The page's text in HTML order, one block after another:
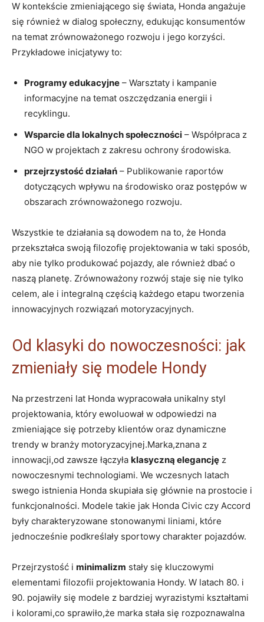
W kontekście zmieniającego się świata, Honda angażuje
się również ‌w dialog społeczny, edukując konsumentów
na temat zrównoważonego rozwoju i jego korzyści. ​
Przykładowe inicjatywy to:
Programy edukacyjne –⁣ Warsztaty i kampanie
informacyjne na temat oszczędzania energii i
recyklingu.
Wsparcie ⁤dla lokalnych społeczności ​– Współpraca z
NGO w projektach z zakresu ochrony środowiska.
przejrzystość działań – Publikowanie raportów
dotyczących wpływu na środowisko oraz postępów w
obszarach zrównoważonego rozwoju.
Wszystkie ‌te działania są dowodem na to, że Honda
przekształca swoją filozofię projektowania w taki sposób,⁢
aby nie⁤ tylko‌ produkować pojazdy,‍ ale również dbać o
naszą planetę. Zrównoważony rozwój staje się nie tylko
celem, ale i integralną częścią każdego etapu tworzenia
innowacyjnych rozwiązań motoryzacyjnych.
Od klasyki do nowoczesności: jak
zmieniały się modele Hondy
Na przestrzeni lat ‌Honda wypracowała unikalny‍ styl⁤
projektowania, który ewoluował w odpowiedzi na
zmieniające się potrzeby​ klientów oraz dynamiczne
trendy w branży motoryzacyjnej.Marka,znana z
⁢innowacji,od zawsze łączyła klasyczną elegancję z
nowoczesnymi technologiami. We wczesnych latach‍
swego istnienia Honda ⁢skupiała się głównie‌ na prostocie i
funkcjonalności. Modele takie jak Honda Civic⁣ czy​ Accord
były charakteryzowane stonowanymi liniami,⁣ które
jednocześnie podkreślały sportowy ⁣charakter pojazdów.
Przejrzystość i minimalizm stały się kluczowymi
elementami filozofii projektowania Hondy. W latach 80. i
‍90. ​pojawiły się ‌modele ⁣z bardziej wyrazistymi kształtami
i kolorami,co sprawiło,że marka stała się rozpoznawalna